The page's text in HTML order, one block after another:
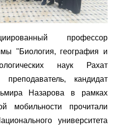
профессор
"Биология, география и
наук Рахат
кандидат
Назарова в рамках
мобильности прочитали
университета